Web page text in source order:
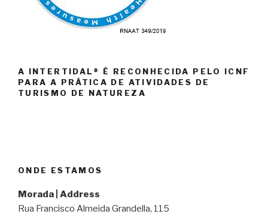
A INTERTIDAL® É RECONHECIDA PELO ICNF
PARA A PRÁTICA DE ATIVIDADES DE
TURISMO DE NATUREZA
ONDE ESTAMOS
Morada | Address
Rua Francisco Almeida Grandella, 115